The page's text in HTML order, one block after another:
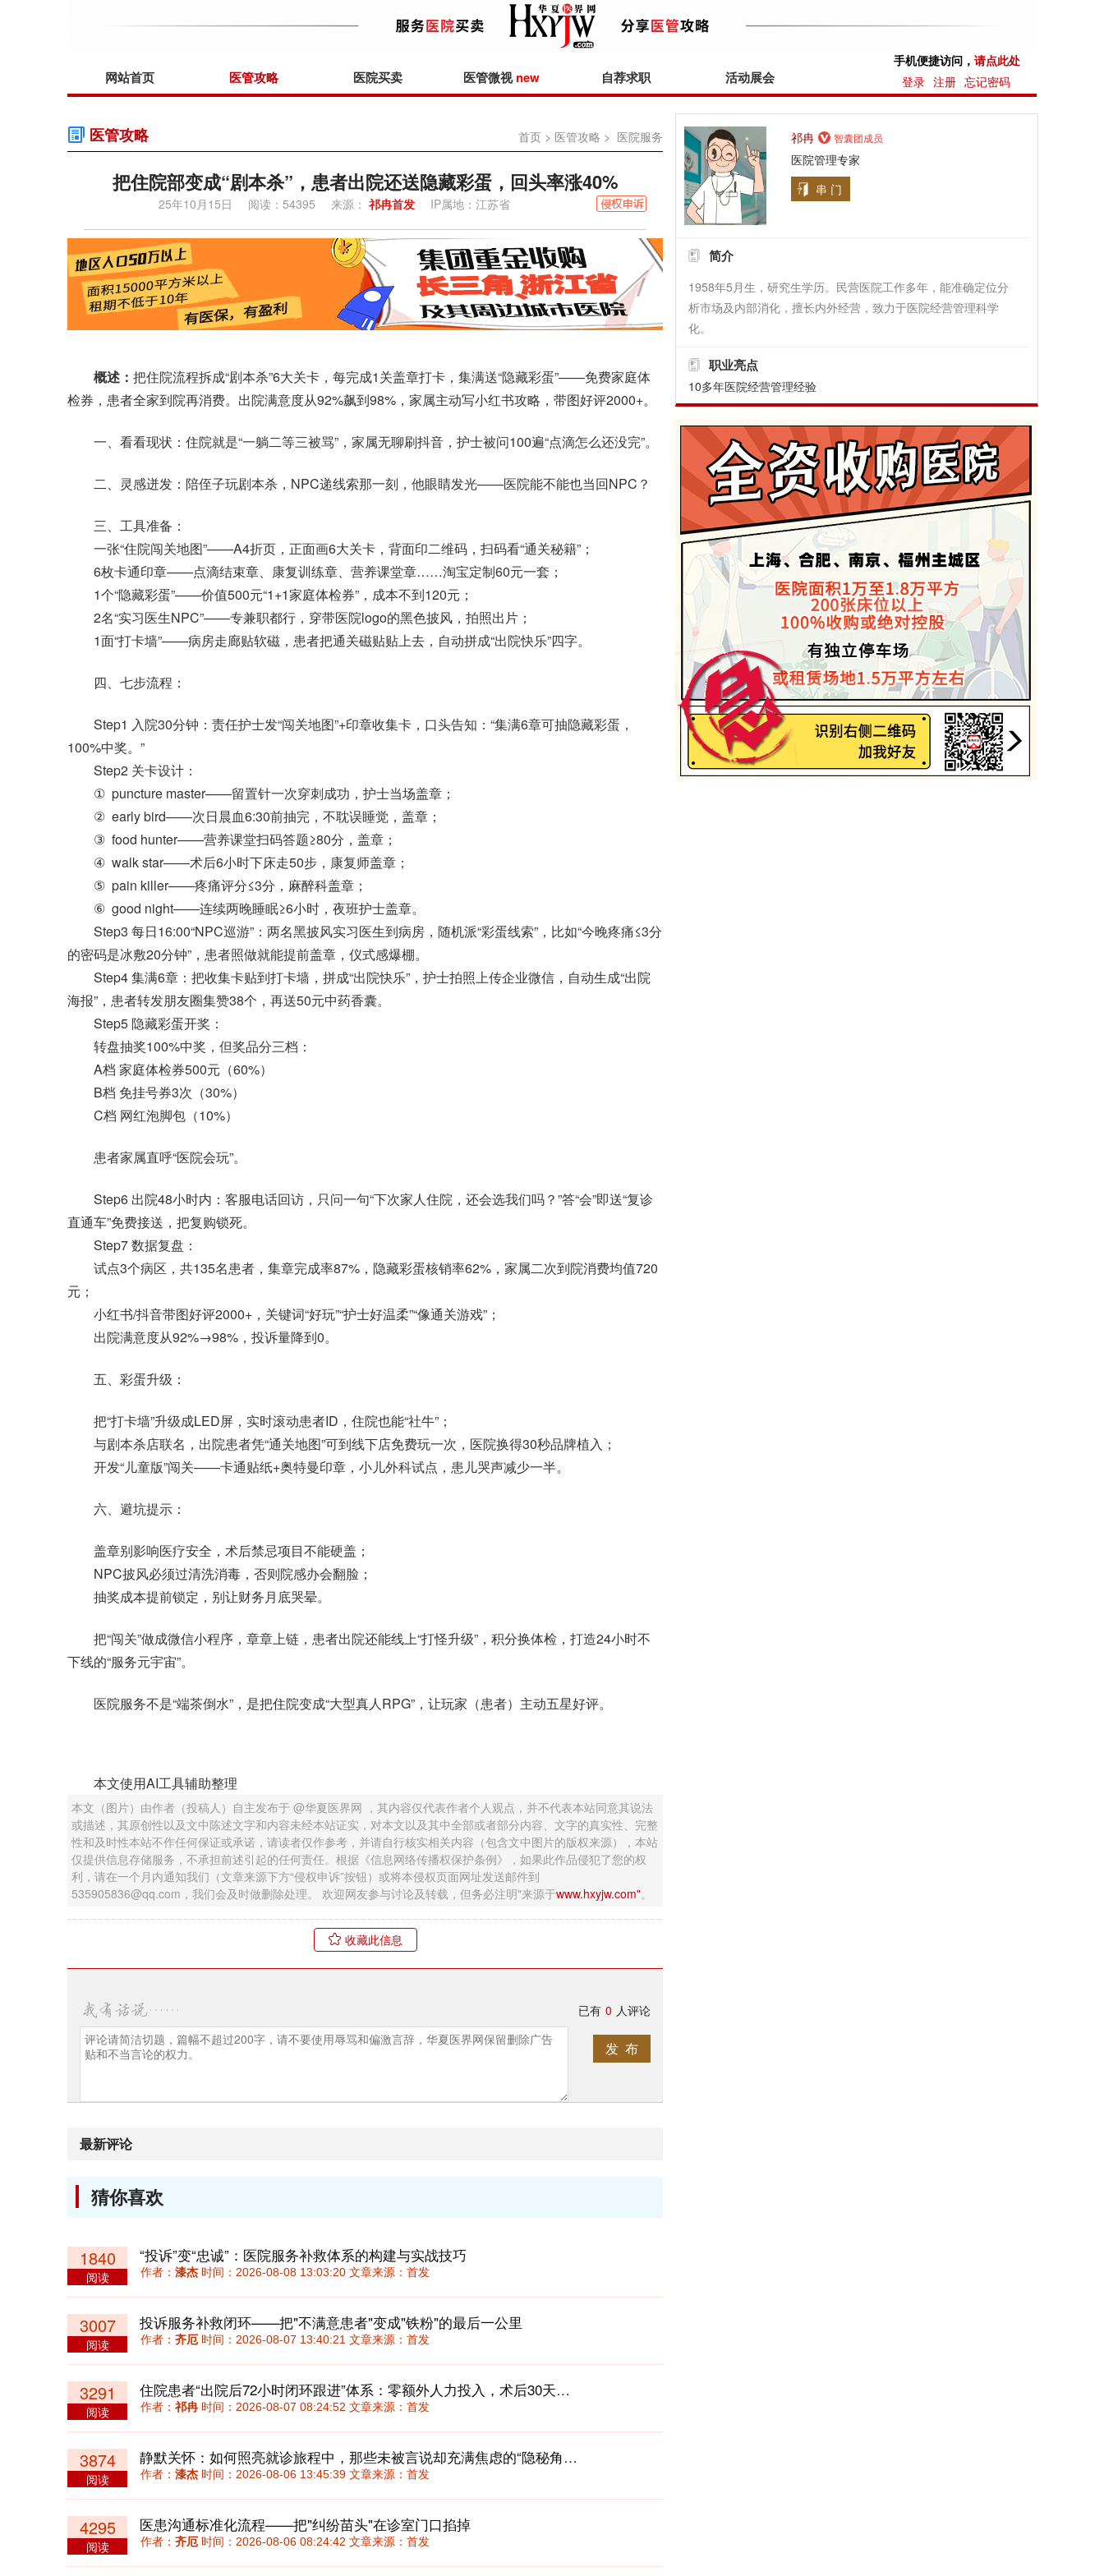
网站首页 医管攻略 医院买卖 医管微视new 自荐求职 活动展会
手机便捷访问， 请点此处
登录 注册 忘记密码
医管攻略 首页 > 医管攻略 > 医院服务
把住院部变成“剧本杀”，患者出院还送隐藏彩蛋，回头率涨40%
25年10月15日 阅读：54395 来源： 祁冉首发 IP属地：江苏省
概述： 把住院流程拆成“剧本杀”6大关卡，每完成1关盖章打卡，集满送“隐藏彩蛋”——免费家庭体
检券，患者全家到院再消费。出院满意度从92%飙到98%，家属主动写小红书攻略，带图好评2000+。
一、看看现状：住院就是“一躺二等三被骂”，家属无聊刷抖音，护士被问100遍“点滴怎么还没完”。
二、灵感迸发：陪侄子玩剧本杀，NPC递线索那一刻，他眼睛发光——医院能不能也当回NPC？
三、工具准备：
一张“住院闯关地图”——A4折页，正面画6大关卡，背面印二维码，扫码看“通关秘籍”；
6枚卡通印章——点滴结束章、康复训练章、营养课堂章……淘宝定制60元一套；
1个“隐藏彩蛋”——价值500元“1+1家庭体检券”，成本不到120元；
2名“实习医生NPC”——专兼职都行，穿带医院logo的黑色披风，拍照出片；
1面“打卡墙”——病房走廊贴软磁，患者把通关磁贴贴上去，自动拼成“出院快乐”四字。
四、七步流程：
Step1 入院30分钟：责任护士发“闯关地图”+印章收集卡，口头告知：“集满6章可抽隐藏彩蛋，
100%中奖。”
Step2 关卡设计：
① puncture master——留置针一次穿刺成功，护士当场盖章；
② early bird——次日晨血6:30前抽完，不耽误睡觉，盖章；
③ food hunter——营养课堂扫码答题≥80分，盖章；
④ walk star——术后6小时下床走50步，康复师盖章；
⑤ pain killer——疼痛评分≤3分，麻醉科盖章；
⑥ good night——连续两晚睡眠≥6小时，夜班护士盖章。
Step3 每日16:00“NPC巡游”：两名黑披风实习医生到病房，随机派“彩蛋线索”，比如“今晚疼痛≤3分
的密码是冰敷20分钟”，患者照做就能提前盖章，仪式感爆棚。
Step4 集满6章：把收集卡贴到打卡墙，拼成“出院快乐”，护士拍照上传企业微信，自动生成“出院
海报”，患者转发朋友圈集赞38个，再送50元中药香囊。
Step5 隐藏彩蛋开奖：
转盘抽奖100%中奖，但奖品分三档：
A档 家庭体检券500元（60%）
B档 免挂号券3次（30%）
C档 网红泡脚包（10%）
患者家属直呼“医院会玩”。
Step6 出院48小时内：客服电话回访，只问一句“下次家人住院，还会选我们吗？”答“会”即送“复诊
直通车”免费接送，把复购锁死。
Step7 数据复盘：
试点3个病区，共135名患者，集章完成率87%，隐藏彩蛋核销率62%，家属二次到院消费均值720
元；
小红书/抖音带图好评2000+，关键词“好玩”“护士好温柔”“像通关游戏”；
出院满意度从92%→98%，投诉量降到0。
五、彩蛋升级：
把“打卡墙”升级成LED屏，实时滚动患者ID，住院也能“社牛”；
与剧本杀店联名，出院患者凭“通关地图”可到线下店免费玩一次，医院换得30秒品牌植入；
开发“儿童版”闯关——卡通贴纸+奥特曼印章，小儿外科试点，患儿哭声减少一半。
六、避坑提示：
盖章别影响医疗安全，术后禁忌项目不能硬盖；
NPC披风必须过清洗消毒，否则院感办会翻脸；
抽奖成本提前锁定，别让财务月底哭晕。
把“闯关”做成微信小程序，章章上链，患者出院还能线上“打怪升级”，积分换体检，打造24小时不
下线的“服务元宇宙”。
医院服务不是“端茶倒水”，是把住院变成“大型真人RPG”，让玩家（患者）主动五星好评。
本文使用AI工具辅助整理
本文（图片）由作者（投稿人）自主发布于 @华夏医界网 ，其内容仅代表作者个人观点，并不代表本站同意其说法
或描述，其原创性以及文中陈述文字和内容未经本站证实，对本文以及其中全部或者部分内容、文字的真实性、完整
性和及时性本站不作任何保证或承诺，请读者仅作参考，并请自行核实相关内容（包含文中图片的版权来源），本站
仅提供信息存储服务，不承担前述引起的任何责任。根据《信息网络传播权保护条例》，如果此作品侵犯了您的权
利，请在一个月内通知我们（文章来源下方“侵权申诉”按钮）或将本侵权页面网址发送邮件到
535905836@qq.com，我们会及时做删除处理。 欢迎网友参与讨论及转载，但务必注明"来源于www.hxyjw.com"。
收藏此信息
已有 0 人评论
发 布
最新评论
猜你喜欢
1840
阅读
“投诉”变“忠诚”：医院服务补救体系的构建与实战技巧
作者： 漆杰 时间：2026-08-08 13:03:20 文章来源：首发
3007
阅读
投诉服务补救闭环——把"不满意患者"变成"铁粉"的最后一公里
作者：齐厄 时间：2026-08-07 13:40:21 文章来源：首发
3291
阅读
住院患者“出院后72小时闭环跟进”体系：零额外人力投入，术后30天返诊率下降22%
作者： 祁冉 时间：2026-08-07 08:24:52 文章来源：首发
3874
阅读
静默关怀：如何照亮就诊旅程中，那些未被言说却充满焦虑的“隐秘角落”？
作者： 漆杰 时间：2026-08-06 13:45:39 文章来源：首发
4295
阅读
医患沟通标准化流程——把"纠纷苗头"在诊室门口掐掉
作者：齐厄 时间：2026-08-06 08:24:42 文章来源：首发
祁冉 智囊团成员
医院管理专家
串 门
简介
1958年5月生，研究生学历。民营医院工作多年，能准确定位分
析市场及内部消化，擅长内外经营，致力于医院经营管理科学
化。
职业亮点
10多年医院经营管理经验